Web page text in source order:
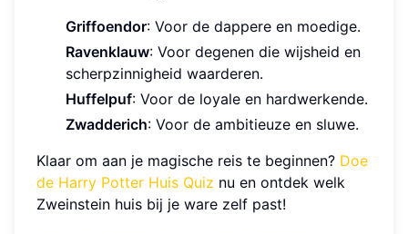
Griffoendor: Voor de dappere en moedige.
Ravenklauw: Voor degenen die wijsheid en
scherpzinnigheid waarderen.
Huffelpuf: Voor de loyale en hardwerkende.
Zwadderich: Voor de ambitieuze en sluwe.
Klaar om aan je magische reis te beginnen? Doe
de Harry Potter Huis Quiz nu en ontdek welk
Zweinstein huis bij je ware zelf past!